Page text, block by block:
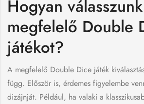
Hogyan válasszunk
megfelelő Double
játékot?
A megfelelő Double Dice játék
függ. Először is, érdemes figyelembe
dizájnját. Például, ha valaki a